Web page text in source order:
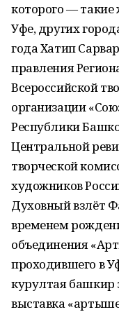
которого —
Уфе, других
года Хатип
правления
Всероссийской
организации
Республики
Центральной
творческой
художников
Духовный взлёт
временем
объединения
проходившего в
курултая башкир
выставка